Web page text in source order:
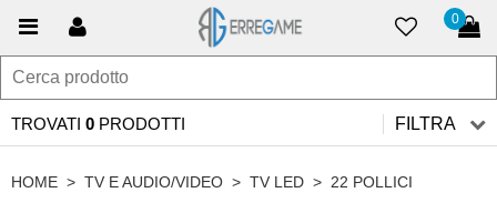
0
TROVATI 0 PRODOTTI FILTRA
HOME > TV E AUDIO/VIDEO > TV LED > 22 POLLICI